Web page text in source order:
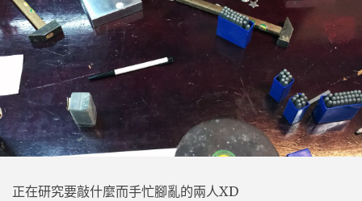
正在研究要敲什麼而手忙腳亂的兩人XD